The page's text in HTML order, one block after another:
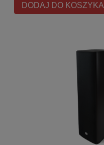
DODAJ DO KOSZYKA